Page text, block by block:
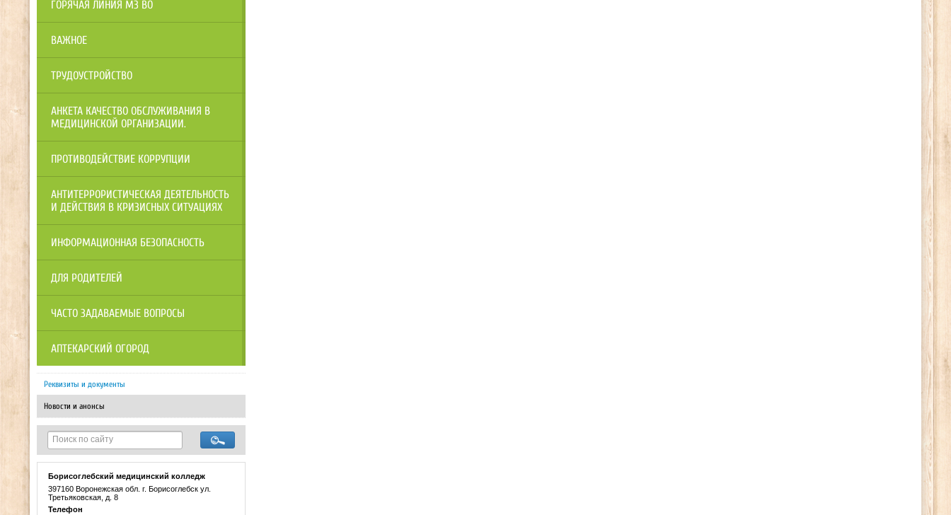
ГОРЯЧАЯ ЛИНИЯ МЗ ВО
ВАЖНОЕ
ТРУДОУСТРОЙСТВО
АНКЕТА КАЧЕСТВО ОБСЛУЖИВАНИЯ В
МЕДИЦИНСКОЙ ОРГАНИЗАЦИИ.
ПРОТИВОДЕЙСТВИЕ КОРРУПЦИИ
АНТИТЕРРОРИСТИЧЕСКАЯ ДЕЯТЕЛЬНОСТЬ
И ДЕЙСТВИЯ В КРИЗИСНЫХ СИТУАЦИЯХ
ИНФОРМАЦИОННАЯ БЕЗОПАСНОСТЬ
ДЛЯ РОДИТЕЛЕЙ
ЧАСТО ЗАДАВАЕМЫЕ ВОПРОСЫ
АПТЕКАРСКИЙ ОГОРОД
Реквизиты и документы
Новости и анонсы
Борисоглебский медицинский колледж
397160 Воронежская обл. г. Борисоглебск ул.
Третьяковская, д. 8
Телефон